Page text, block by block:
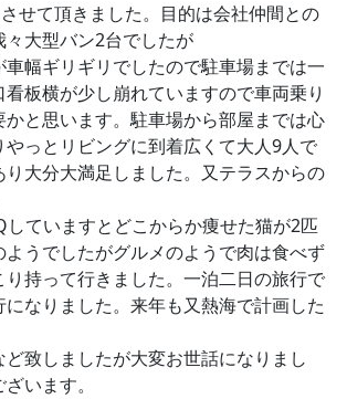
せて頂きました。目的は会社仲間との
大型バン2台でしたが
車幅ギリギリでしたので駐車場までは一
板横が少し崩れていますので車両乗り
かと思います。駐車場から部屋までは心
やっとリビングに到着広くて大人9人で
り大分大満足しました。又テラスからの
していますとどこからか痩せた猫が2匹
うでしたがグルメのようで肉は食べず
持って行きました。一泊二日の旅行で
になりました。来年も又熱海で計画した
致しましたが大変お世話になりまし
います。